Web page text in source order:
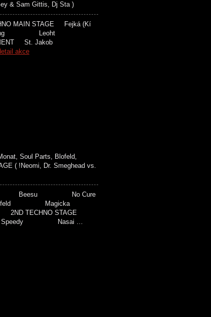
& Sam Gittis, Dj Sta )
MAIN STAGE Fejká (Kí
Leoht
St. Jakob
akce
Soul Parts, Blofeld,
( !Neomi, Dr. Smeghead vs.
Beesu No Cure
Magicka
STAGE
Speedy Nasai …